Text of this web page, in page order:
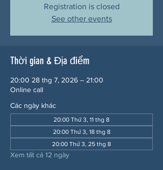
Registration is closed
See other events
Thời gian & Địa điểm
20:00 28 thg 7, 2026 – 21:00
Online call
Các ngày khác
20:00 Thứ 3, 11 thg 8
20:00 Thứ 3, 18 thg 8
20:00 Thứ 3, 25 thg 8
Xem tất cả 12 ngày